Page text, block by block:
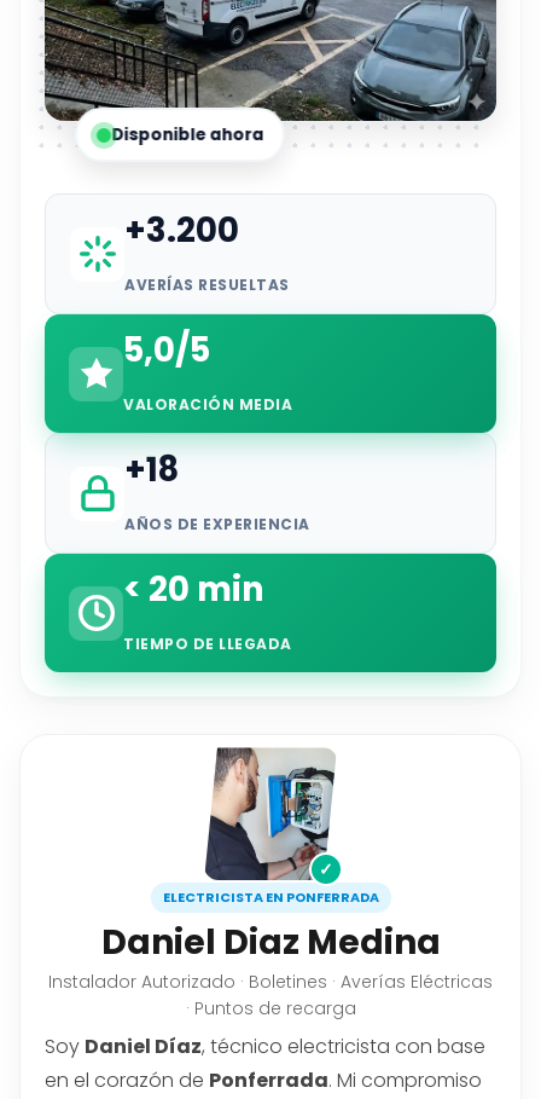
Disponible ahora
+3.200
AVERÍAS RESUELTAS
5,0/5
VALORACIÓN MEDIA
+18
AÑOS DE EXPERIENCIA
< 20 min
TIEMPO DE LLEGADA
✓
ELECTRICISTA EN PONFERRADA
Daniel Diaz Medina
Instalador Autorizado · Boletines · Averías Eléctricas
· Puntos de recarga
Soy Daniel Díaz, técnico electricista con base
en el corazón de Ponferrada. Mi compromiso